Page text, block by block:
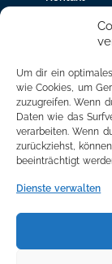
Um dir ein
wie Cookies, um
zuzugreifen. Wenn
Daten wie das
verarbeiten. Wenn
zurückziehst,
beeinträchtigt
Dienste verwalten